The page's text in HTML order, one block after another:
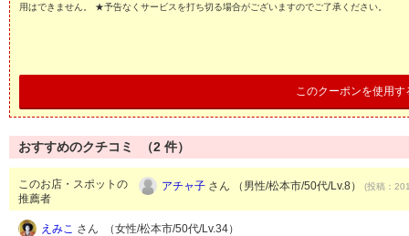
用はできません。 ★予告なくサービスを打ち切る場合がございますのでご了承ください。
このクーポンを使用す
おすすめのクチコミ （2 件）
このお店・スポットの
推薦者
アチャ子 さん （男性/松本市/50代/Lv.8） (投稿：
えみこ さん （女性/松本市/50代/Lv.34）